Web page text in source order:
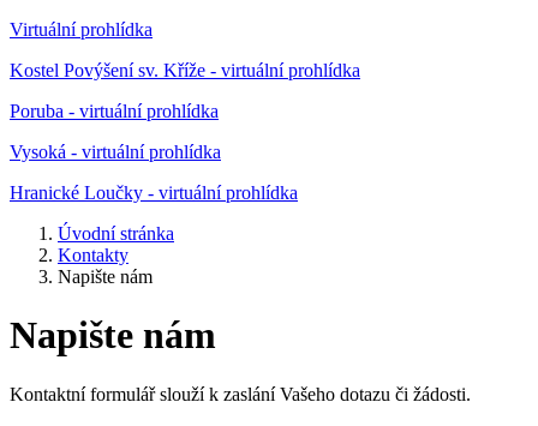
Virtuální prohlídka
Kostel Povýšení sv. Kříže - virtuální prohlídka
Poruba - virtuální prohlídka
Vysoká - virtuální prohlídka
Hranické Loučky - virtuální prohlídka
Úvodní stránka
Kontakty
Napište nám
Napište nám
Kontaktní formulář slouží k zaslání Vašeho dotazu či žádosti.